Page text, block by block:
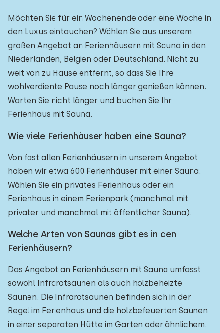
Möchten Sie für ein Wochenende oder eine Woche in
den Luxus eintauchen? Wählen Sie aus unserem
großen Angebot an Ferienhäusern mit Sauna in den
Niederlanden, Belgien oder Deutschland. Nicht zu
weit von zu Hause entfernt, so dass Sie Ihre
wohlverdiente Pause noch länger genießen können.
Warten Sie nicht länger und buchen Sie Ihr
Ferienhaus mit Sauna.
Wie viele Ferienhäuser haben eine Sauna?
Von fast allen Ferienhäusern in unserem Angebot
haben wir etwa 600 Ferienhäuser mit einer Sauna.
Wählen Sie ein privates Ferienhaus oder ein
Ferienhaus in einem Ferienpark (manchmal mit
privater und manchmal mit öffentlicher Sauna).
Welche Arten von Saunas gibt es in den
Ferienhäusern?
Das Angebot an Ferienhäusern mit Sauna umfasst
sowohl Infrarotsaunen als auch holzbeheizte
Saunen. Die Infrarotsaunen befinden sich in der
Regel im Ferienhaus und die holzbefeuerten Saunen
in einer separaten Hütte im Garten oder ähnlichem.